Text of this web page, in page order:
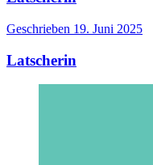
Geschrieben 19. Juni 2025
Latscherin